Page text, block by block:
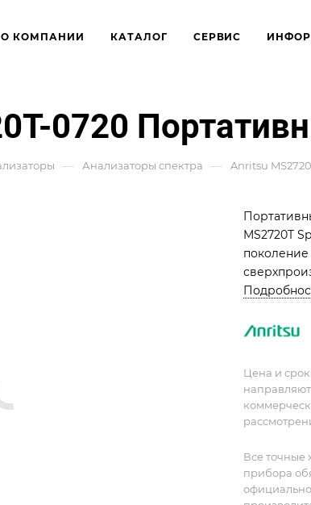
О КОМПАНИИ КАТАЛОГ СЕРВИС
0720
— Анализаторы спектра — Anritsu
MS2720T
поколение
повышают
Цена и
Все точные
прибора